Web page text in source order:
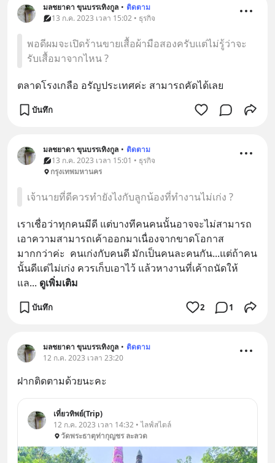
มลชยาดา ขุนบรรเทิงกูล • ติดตาม
13 ก.ค. 2023 เวลา 15:02 • ธุรกิจ
พอดีผมจะเปิดร้านขายเสื้อผ้ามือสองครับเเต่ไม่รู้ว่าจะ
รับเสื้อมาจากไหน ?
ตลาดโรงเกลือ อรัญประเทศค่ะ สามารถคัดได้เลย
บันทึก
มลชยาดา ขุนบรรเทิงกูล • ติดตาม
13 ก.ค. 2023 เวลา 15:01 • ธุรกิจ
กรุงเทพมหานคร
เจ้านายที่ดีควรทำยังไงกับลูกน้องที่ทำงานไม่เก่ง ?
เราเชื่อว่าทุกคนมีดี แต่บางทีคนคนนั้นอาจจะไม่สามารถ
เอาความสามารถเค้าออกมาเนื่องจากขาดโอกาส
มากกว่าค่ะ  คนเก่งกับคนดี มักเป็นคนละคนกัน...แต่ถ้าคน
นั้นดีแต่ไม่เก่ง ควรเก็บเอาไว้ แล้วหางานที่เค้าถนัดให้
แล... ดูเพิ่มเติม
บันทึก 2 1
มลชยาดา ขุนบรรเทิงกูล • ติดตาม
12 ก.ค. 2023 เวลา 23:20
ฝากติดตามด้วยนะคะ
เที่ยวทิพย์(Trip)
12 ก.ค. 2023 เวลา 14:32 • ไลฟ์สไตล์
วัดพระธาตุท่ากุญชร ละลวด